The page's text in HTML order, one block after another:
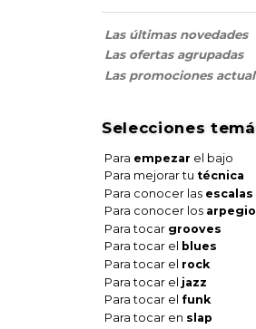
Las últimas novedades
Las ofertas agrupadas
Las promociones
Selecciones
Para empezar el bajo
Para mejorar tu técnica
Para conocer las escalas
Para conocer los
Para tocar grooves
Para tocar el
blues
Para tocar el rock
Para tocar el jazz
Para tocar el funk
Para tocar en slap